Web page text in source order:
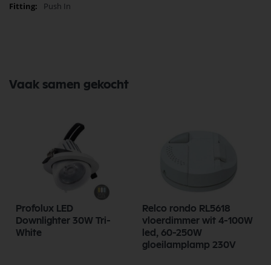
Push In
Vaak samen gekocht
Profolux LED
Downlighter 30W Tri-
White
Relco rondo RL5618
vloerdimmer wit 4-100W
led, 60-250W
gloeilamplamp 230V